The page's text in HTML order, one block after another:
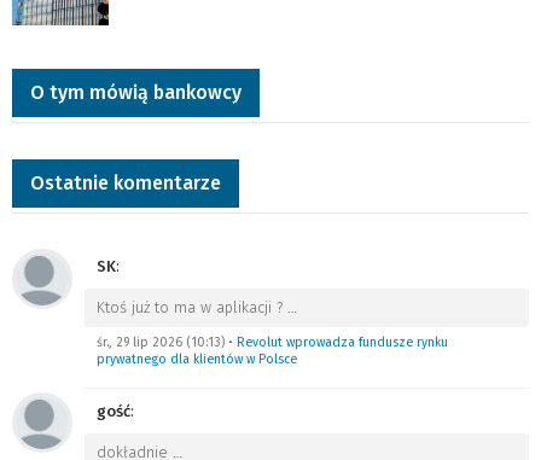
O tym mówią bankowcy
Ostatnie komentarze
SK:
Ktoś już to ma w aplikacji ?
śr., 29 lip 2026 (10:13) • Revolut wprowadza fundusze rynku
prywatnego dla klientów w Polsce
gość:
dokładnie